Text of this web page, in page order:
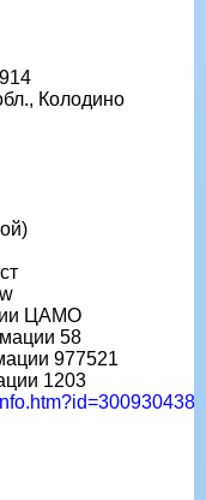
Колодино
ЦАМО
58
977521
1203